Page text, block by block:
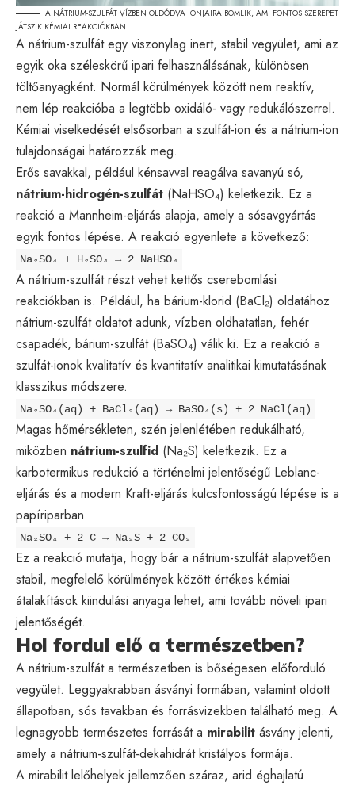
A NÁTRIUM-SZULFÁT VÍZBEN OLDÓDVA IONJAIRA BOMLIK, AMI FONTOS SZEREPET
JÁTSZIK KÉMIAI REAKCIÓKBAN.
A nátrium-szulfát egy viszonylag inert, stabil vegyület, ami az
egyik oka széleskörű ipari felhasználásának, különösen
töltőanyagként. Normál körülmények között nem reaktív,
nem lép reakcióba a legtöbb oxidáló- vagy redukálószerrel.
Kémiai viselkedését elsősorban a szulfát-ion és a nátrium-ion
tulajdonságai határozzák meg.
Erős savakkal, például kénsavval reagálva savanyú só,
nátrium-hidrogén-szulfát (NaHSO₄) keletkezik. Ez a
reakció a Mannheim-eljárás alapja, amely a sósavgyártás
egyik fontos lépése. A reakció egyenlete a következő:
Na₂SO₄ + H₂SO₄ → 2 NaHSO₄
A nátrium-szulfát részt vehet kettős cserebomlási
reakciókban is. Például, ha bárium-klorid (BaCl₂) oldatához
nátrium-szulfát oldatot adunk, vízben oldhatatlan, fehér
csapadék, bárium-szulfát (BaSO₄) válik ki. Ez a reakció a
szulfát-ionok kvalitatív és kvantitatív analitikai kimutatásának
klasszikus módszere.
Na₂SO₄(aq) + BaCl₂(aq) → BaSO₄(s) + 2 NaCl(aq)
Magas hőmérsékleten, szén jelenlétében redukálható,
miközben nátrium-szulfid (Na₂S) keletkezik. Ez a
karbotermikus redukció a történelmi jelentőségű Leblanc-
eljárás és a modern Kraft-eljárás kulcsfontosságú lépése is a
papíriparban.
Na₂SO₄ + 2 C → Na₂S + 2 CO₂
Ez a reakció mutatja, hogy bár a nátrium-szulfát alapvetően
stabil, megfelelő körülmények között értékes kémiai
átalakítások kiindulási anyaga lehet, ami tovább növeli ipari
jelentőségét.
Hol fordul elő a természetben?
A nátrium-szulfát a természetben is bőségesen előforduló
vegyület. Leggyakrabban ásványi formában, valamint oldott
állapotban, sós tavakban és forrásvizekben található meg. A
legnagyobb természetes forrását a mirabilit ásvány jelenti,
amely a nátrium-szulfát-dekahidrát kristályos formája.
A mirabilit lelőhelyek jellemzően száraz, arid éghajlatú